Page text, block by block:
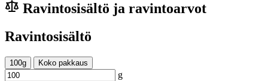
Ravintosisältö ja ravintoarvot
Ravintosisältö
100g Koko pakkaus
g